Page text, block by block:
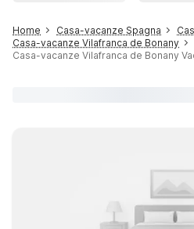
Home Casa-vacanze Spagna
Casa-vacanze Vilafranca de Bonany
Casa-vacanze Vilafranca de Bonany